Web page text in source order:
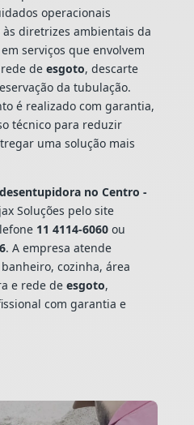
operacionais
diretrizes ambientais da
serviços que envolvem
de esgoto, descarte
da tubulação.
é realizado com garantia,
técnico para reduzir
uma solução mais
desentupidora no Centro -
Soluções pelo site
11 4114-6060ou
. A empresa atende
banheiro, cozinha, área
e rede de esgoto,
com garantia e